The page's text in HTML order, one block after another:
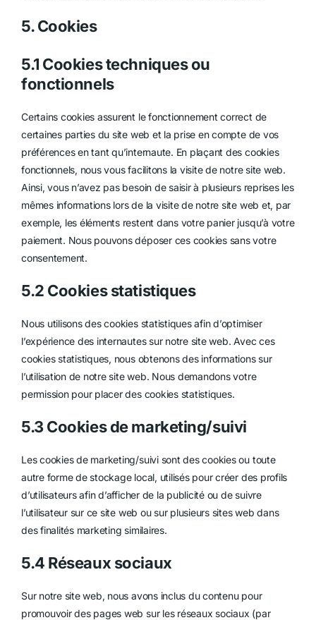
5. Cookies
5.1 Cookies techniques ou
fonctionnels
Certains cookies assurent le fonctionnement correct de
certaines parties du site web et la prise en compte de vos
préférences en tant qu’internaute. En plaçant des cookies
fonctionnels, nous vous facilitons la visite de notre site web.
Ainsi, vous n’avez pas besoin de saisir à plusieurs reprises les
mêmes informations lors de la visite de notre site web et, par
exemple, les éléments restent dans votre panier jusqu’à votre
paiement. Nous pouvons déposer ces cookies sans votre
consentement.
5.2 Cookies statistiques
Nous utilisons des cookies statistiques afin d’optimiser
l’expérience des internautes sur notre site web. Avec ces
cookies statistiques, nous obtenons des informations sur
l’utilisation de notre site web. Nous demandons votre
permission pour placer des cookies statistiques.
5.3 Cookies de marketing/suivi
Les cookies de marketing/suivi sont des cookies ou toute
autre forme de stockage local, utilisés pour créer des profils
d’utilisateurs afin d’afficher de la publicité ou de suivre
l’utilisateur sur ce site web ou sur plusieurs sites web dans
des finalités marketing similaires.
5.4 Réseaux sociaux
Sur notre site web, nous avons inclus du contenu pour
promouvoir des pages web sur les réseaux sociaux (par